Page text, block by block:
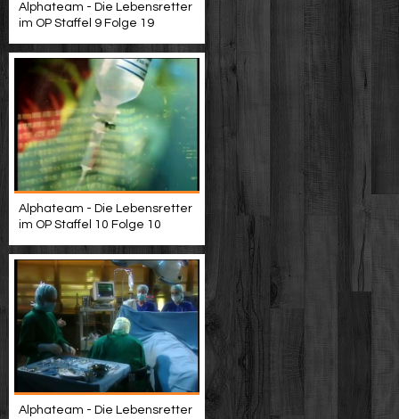
Alphateam - Die Lebensretter
im OP Staffel 9 Folge 19
Alphateam - Die Lebensretter
im OP Staffel 10 Folge 10
Alphateam - Die Lebensretter